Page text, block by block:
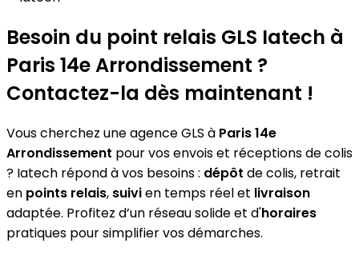
+
−
Besoin du point relais GLS Iatech à
Paris 14e Arrondissement ?
Contactez-la dès maintenant !
Vous cherchez une agence GLS à Paris 14e
Arrondissement pour vos envois et réceptions de colis
? Iatech répond à vos besoins : dépôt de colis, retrait
en points relais, suivien temps réel et livraison
adaptée. Profitez d’un réseau solide et d'horaires
pratiques pour simplifier vos démarches.